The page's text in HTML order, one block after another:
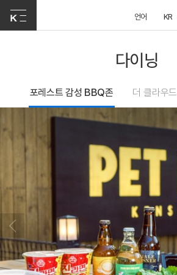
언어 KR
다이닝
포레스트 감성 BBQ존 더 클라우드